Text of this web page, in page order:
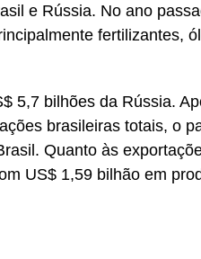
e Rússia. No ano
fertilizantes,
5,7 bilhões da Rússia.
brasileiras totais, o
Quanto às
US$ 1,59 bilhão em